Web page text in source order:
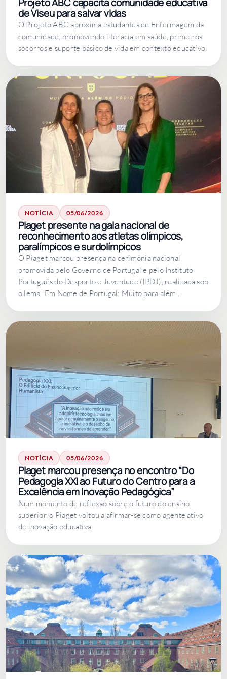
de Viseu para salvar vidas
O Projeto ABC aproxima estudantes de Enfermagem da
comunidade, promovendo literacia em saúde, primeiros
socorros e suporte básico de vida em contexto educativo.
NOTÍCIA 05/06/2026
Piaget presente na gala nacional de
reconhecimento aos atletas olímpicos,
paralímpicos e surdolímpicos
O Piaget marcou presença na cerimónia nacional
promovida pelo Governo de Portugal e pelo Instituto
Português do Desporto e Juventude (IPDJ), realizada sob
o lema “Em Nome de Portugal: Muito para além...
NOTÍCIA 05/06/2026
Piaget marcou presença no encontro “Do
Pedagogia XXI ao Futuro do Centro para a
Excelência em Inovação Pedagógica”
Num momento de reflexão sobre o futuro do ensino
superior, o Piaget voltou a afirmar-se como agente ativo
de inovação educativa.